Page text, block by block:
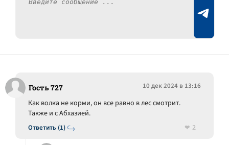
Гость 727 10 дек 2024 в 13:16
Ответить (1)
Как волка не корми, он все равно в лес смотрит.
Также и с Абхазией.
2